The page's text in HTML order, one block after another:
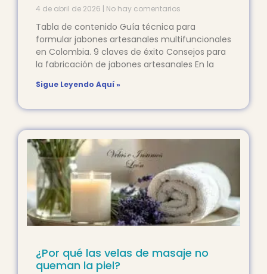
4 de abril de 2026 No hay comentarios
Tabla de contenido Guía técnica para
formular jabones artesanales multifuncionales
en Colombia. 9 claves de éxito Consejos para
la fabricación de jabones artesanales En la
Sigue Leyendo Aquí »
¿Por qué las velas de masaje no
queman la piel?